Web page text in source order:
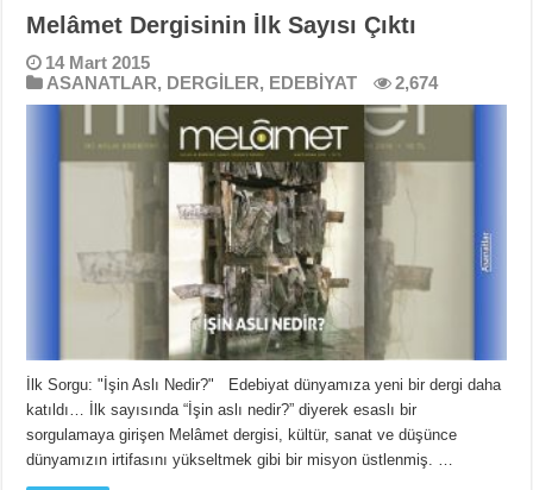
Melâmet Dergisinin İlk Sayısı Çıktı
14 Mart 2015
ASANATLAR, DERGİLER, EDEBİYAT 2,674
İlk Sorgu: "İşin Aslı Nedir?" Edebiyat dünyamıza yeni bir dergi daha
katıldı… İlk sayısında “İşin aslı nedir?” diyerek esaslı bir
sorgulamaya girişen Melâmet dergisi, kültür, sanat ve düşünce
dünyamızın irtifasını yükseltmek gibi bir misyon üstlenmiş. …